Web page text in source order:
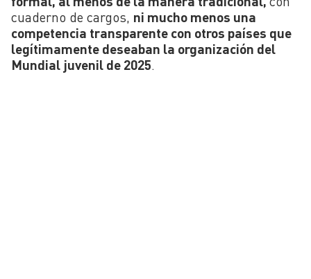
cuaderno de cargos, ni mucho menos una
competencia transparente con otros países que
legítimamente deseaban la organización del
Mundial juvenil de 2025.